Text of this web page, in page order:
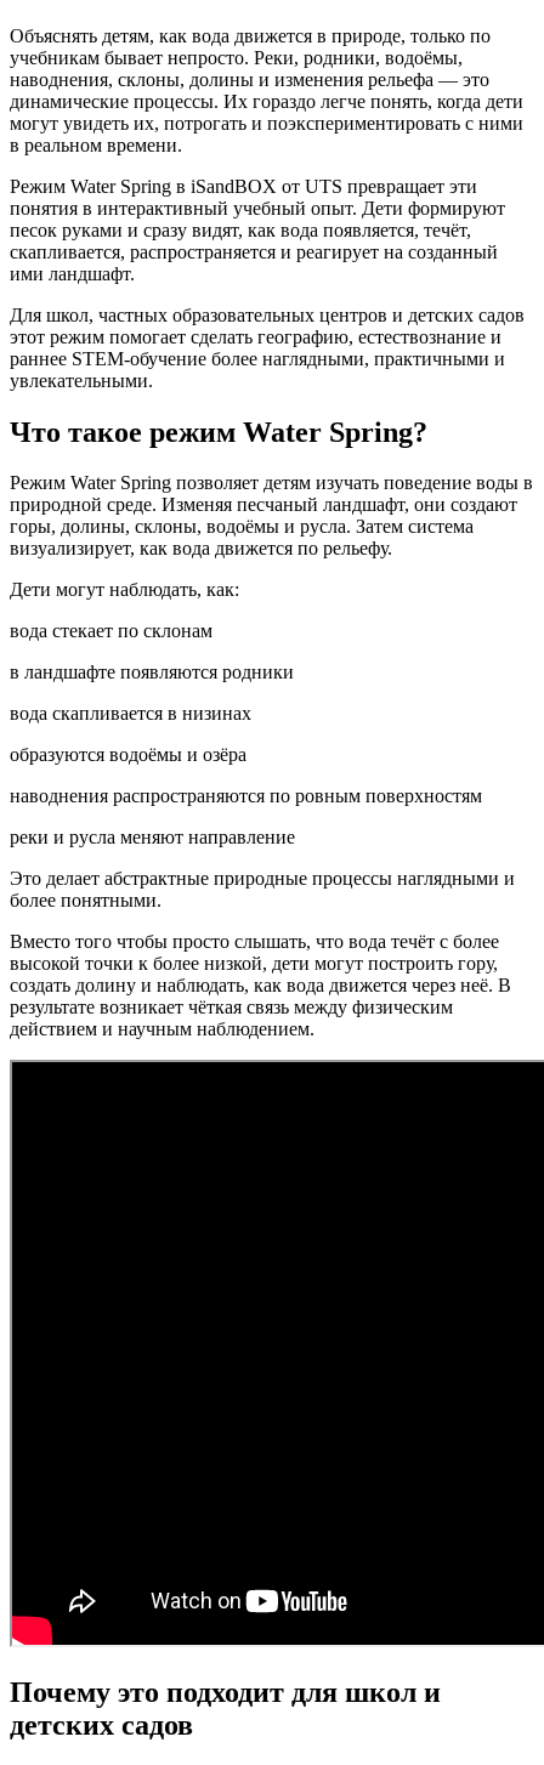
Объяснять детям, как вода движется в природе, только по
учебникам бывает непросто. Реки, родники, водоёмы,
наводнения, склоны, долины и изменения рельефа — это
динамические процессы. Их гораздо легче понять, когда дети
могут увидеть их, потрогать и поэкспериментировать с ними
в реальном времени.
Режим Water Spring в iSandBOX от UTS превращает эти
понятия в интерактивный учебный опыт. Дети формируют
песок руками и сразу видят, как вода появляется, течёт,
скапливается, распространяется и реагирует на созданный
ими ландшафт.
Для школ, частных образовательных центров и детских садов
этот режим помогает сделать географию, естествознание и
раннее STEM-обучение более наглядными, практичными и
увлекательными.
Что такое режим Water Spring?
Режим Water Spring позволяет детям изучать поведение воды в
природной среде. Изменяя песчаный ландшафт, они создают
горы, долины, склоны, водоёмы и русла. Затем система
визуализирует, как вода движется по рельефу.
Дети могут наблюдать, как:
вода стекает по склонам
в ландшафте появляются родники
вода скапливается в низинах
образуются водоёмы и озёра
наводнения распространяются по ровным поверхностям
реки и русла меняют направление
Это делает абстрактные природные процессы наглядными и
более понятными.
Вместо того чтобы просто слышать, что вода течёт с более
высокой точки к более низкой, дети могут построить гору,
создать долину и наблюдать, как вода движется через неё. В
результате возникает чёткая связь между физическим
действием и научным наблюдением.
Почему это подходит для школ и
детских садов